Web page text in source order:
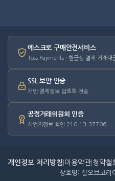
에스크로 구매안전서비스
Toss Payments · 현금성 결제 거래대
SSL 보안 인증
개인·결제정보 암호화 전송
공정거래위원회 인증
사업자정보 확인 210-13-37706
개인정보 처리방침 이용약관 청약철
상호명: 샵오브코리